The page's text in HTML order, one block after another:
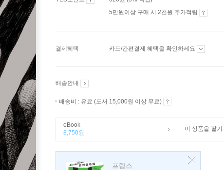
5만원이상 구매 시 2천원 추가적립
결제혜택 카드/간편결제 혜택을 확인하세요
배송안내
배송비 : 유료 (도서 15,000원 이상 무료)
eBook
8,750원
이 상품을 팔기
프랑스